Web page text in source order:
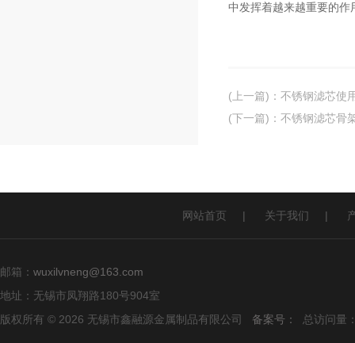
中发挥着越来越重要的
(上一篇) ： 不锈钢滤芯使
(下一篇) ： 不锈钢滤芯骨
网站首页 | 关于我们 |
邮箱： wuxilvneng@163.com
地址：无锡市凤翔路180号904室
版权所有 © 2026 无锡市鑫融源金属制品有限公司 备案号： 总访问量